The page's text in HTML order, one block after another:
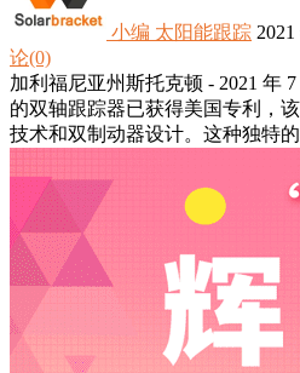
小编 太阳能跟踪
论(0)
加利福尼亚州斯托克顿 - 2021 年 7
的双轴跟踪器已获得美国专利，
技术和双制动器设计。这种独特